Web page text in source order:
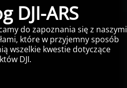
DJI-ARS
do zapoznania się z naszymi
które w przyjemny sposób
wszelkie kwestie dotyczące
DJI.